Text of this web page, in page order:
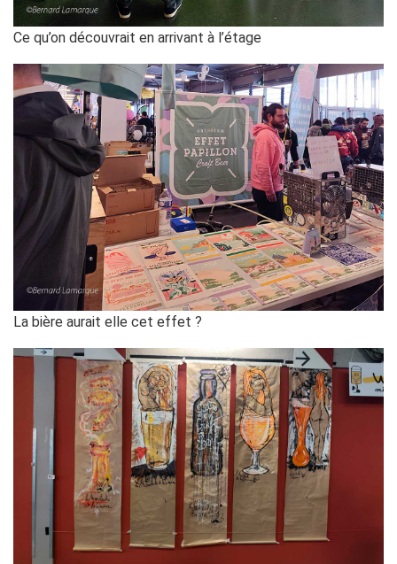
Ce qu’on découvrait en arrivant à l’étage
La bière aurait elle cet effet ?